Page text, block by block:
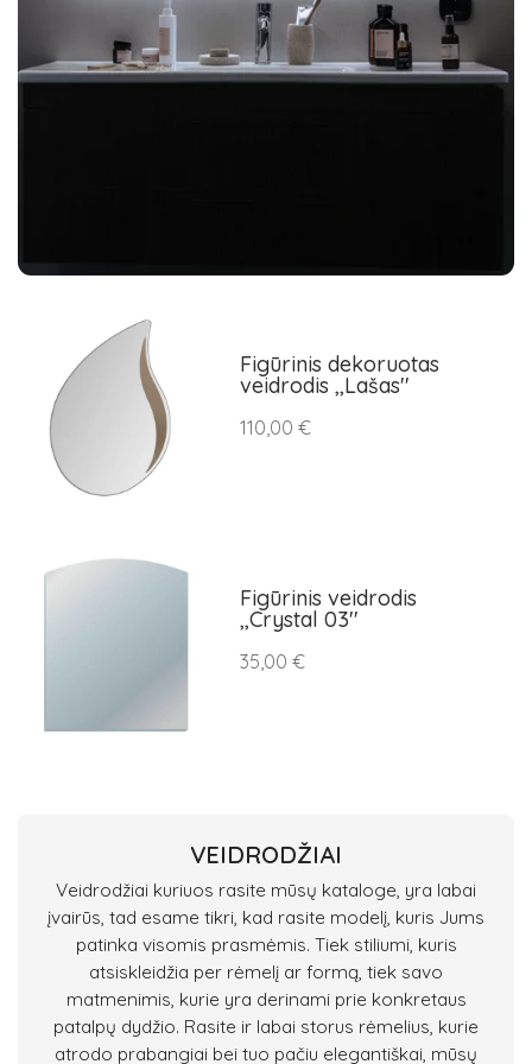
Figūrinis dekoruotas
veidrodis ,,Lašas''
110,00 €
Figūrinis veidrodis
,,Crystal 03''
35,00 €
VEIDRODŽIAI
Veidrodžiai kuriuos rasite mūsų kataloge, yra labai
įvairūs, tad esame tikri, kad rasite modelį, kuris Jums
patinka visomis prasmėmis. Tiek stiliumi, kuris
atsiskleidžia per rėmelį ar formą, tiek savo
matmenimis, kurie yra derinami prie konkretaus
patalpų dydžio. Rasite ir labai storus rėmelius, kurie
atrodo prabangiai bei tuo pačiu elegantiškai, mūsų